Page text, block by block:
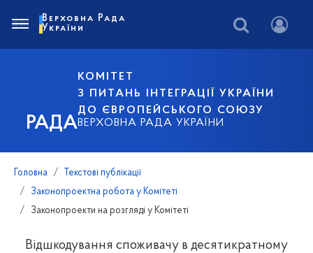
РАДА
КОМІТЕТ
З ПИТАНЬ ІНТЕГРАЦІЇ УКРАЇНИ
ДО ЄВРОПЕЙСЬКОГО СОЮЗУ
ВЕРХОВНА РАДА УКРАЇНИ
Верховна Рада
України
Головна
Текстові публікації
Законопроектна робота у Комітеті
Законопроекти на розгляді у Комітеті
Відшкодування споживачу в десятикратному